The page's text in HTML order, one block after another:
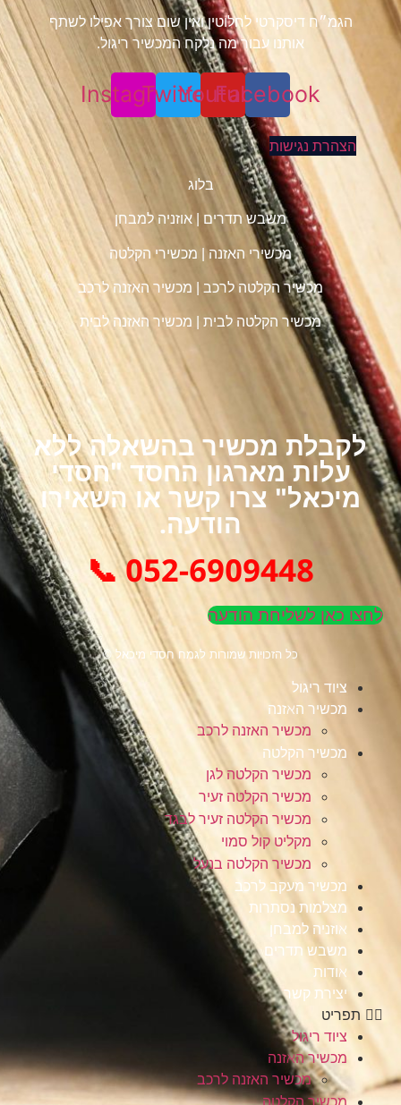
הגמ״ח דיסקרטי לחלוטין ואין שום צורך אפילו לשתף
אותנו עבור מה נלקח המכשיר ריגול.
Facebook
Youtube
Twitter
Instagram
הצהרת נגישות
בלוג
משבש תדרים אוזניה למבחן
מכשירי האזנה| מכשירי הקלטה
מכשיר הקלטה לרכב מכשיר האזנה לרכב
מכשיר הקלטה לבית מכשיר האזנה לבית
לקבלת מכשיר בהשאלה ללא
עלות מארגון החסד "חסדי
מיכאל" צרו קשר או השאירו
הודעה.
052-6909448 📞
לחצו כאן לשליחת הודעה
כל הזכויות שמורות לגמח חסדי מיכאל ©
ציוד ריגול
מכשיר האזנה
מכשיר האזנה לרכב
מכשיר הקלטה
מכשיר הקלטה לגן
מכשיר הקלטה זעיר
מכשיר הקלטה זעיר לבגד
מקליט קול סמוי
מכשיר הקלטה בנעל
מכשיר מעקב לרכב
מצלמות נסתרות
אוזניה למבחן
משבש תדרים
אודות
יצירת קשר
תפריט
ציוד ריגול
מכשיר האזנה
מכשיר האזנה לרכב